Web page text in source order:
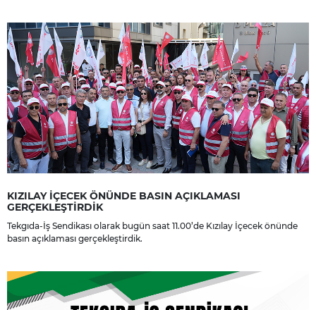
KIZILAY İÇECEK ÖNÜNDE BASIN AÇIKLAMASI
GERÇEKLEŞTİRDİK
Tekgıda-İş Sendikası olarak bugün saat 11.00’de Kızılay İçecek önünde
basın açıklaması gerçekleştirdik.